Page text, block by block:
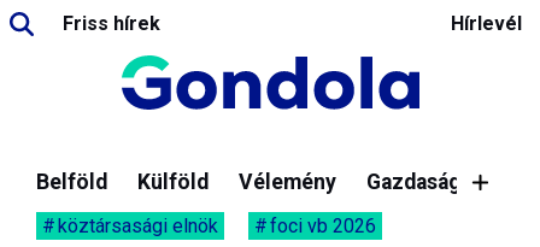
Friss hírek Hírlevél
Belföld Külföld Vélemény Gazdaság
köztársasági elnök foci vb 2026